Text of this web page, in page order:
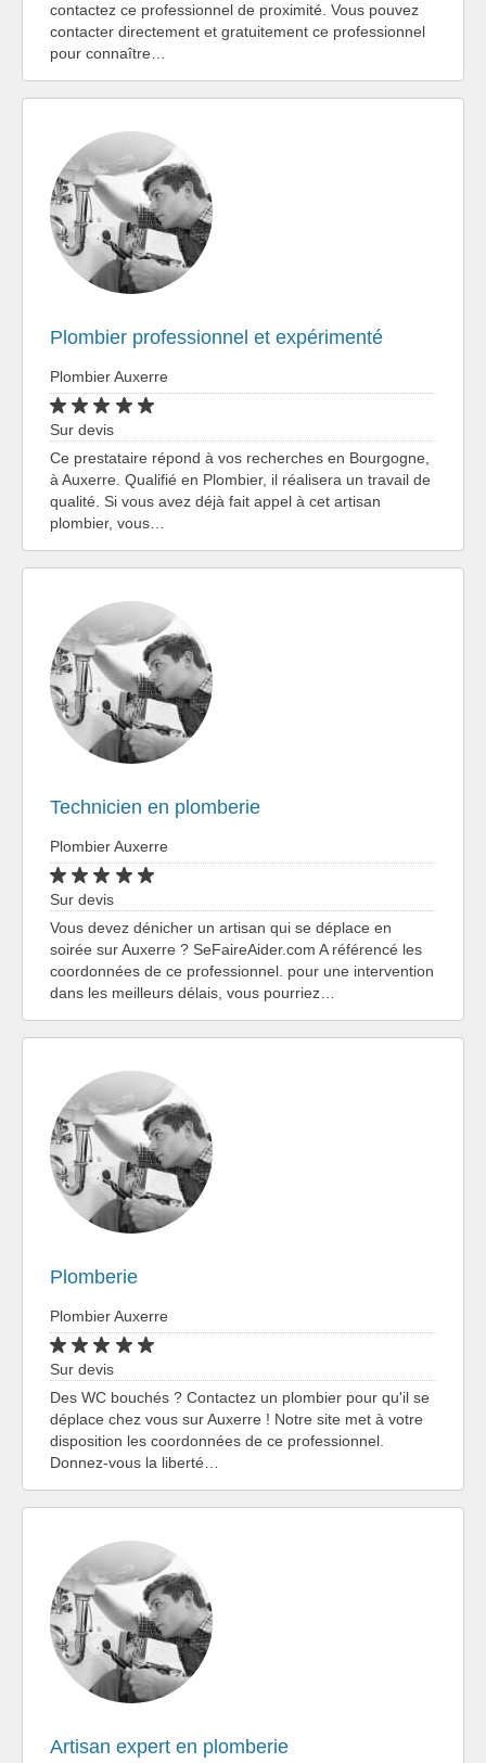
contactez ce professionnel de proximité. Vous pouvez
contacter directement et gratuitement ce professionnel
pour connaître…
Plombier professionnel et expérimenté
Plombier Auxerre
Sur devis
Ce prestataire répond à vos recherches en Bourgogne,
à Auxerre. Qualifié en Plombier, il réalisera un travail de
qualité. Si vous avez déjà fait appel à cet artisan
plombier, vous…
Technicien en plomberie
Plombier Auxerre
Sur devis
Vous devez dénicher un artisan qui se déplace en
soirée sur Auxerre ? SeFaireAider.com A référencé les
coordonnées de ce professionnel. pour une intervention
dans les meilleurs délais, vous pourriez…
Plomberie
Plombier Auxerre
Sur devis
Des WC bouchés ? Contactez un plombier pour qu'il se
déplace chez vous sur Auxerre ! Notre site met à votre
disposition les coordonnées de ce professionnel.
Donnez-vous la liberté…
Artisan expert en plomberie